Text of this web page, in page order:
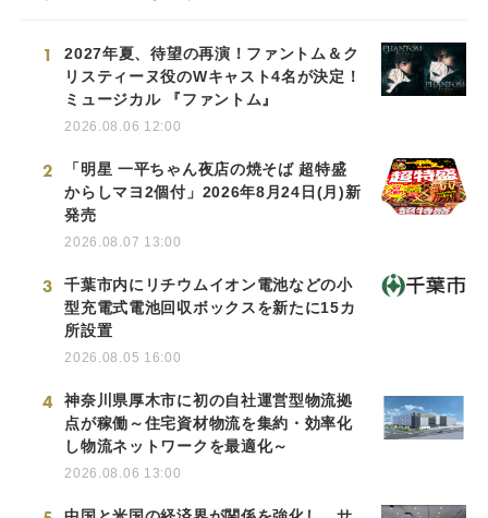
1
2027年夏、待望の再演！ファントム＆ク
リスティーヌ役のWキャスト4名が決定！
ミュージカル 『ファントム』
2026.08.06 12:00
2
「明星 一平ちゃん夜店の焼そば 超特盛
からしマヨ2個付」2026年8月24日(月)新
発売
2026.08.07 13:00
3
千葉市内にリチウムイオン電池などの小
型充電式電池回収ボックスを新たに15カ
所設置
2026.08.05 16:00
4
神奈川県厚木市に初の自社運営型物流拠
点が稼働～住宅資材物流を集約・効率化
し物流ネットワークを最適化～
2026.08.06 13:00